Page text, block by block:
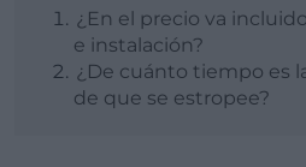
¿En el precio va
e instalación?
¿De cuánto tiempo es
de que se estropee?